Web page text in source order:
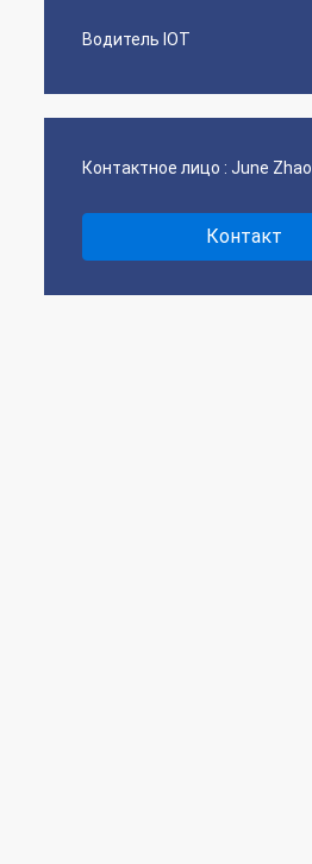
Водитель IOT
Контактное лицо : June Zhao
Контакт